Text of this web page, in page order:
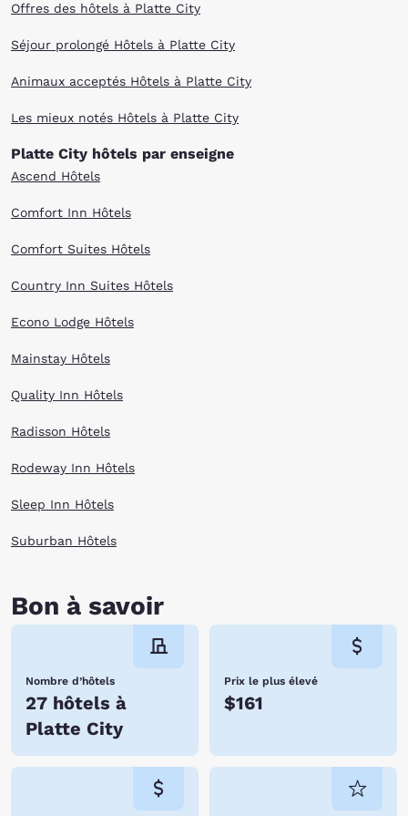
Offres des hôtels à Platte City
Séjour prolongé Hôtels à Platte City
Animaux acceptés Hôtels à Platte City
Les mieux notés Hôtels à Platte City
Platte City hôtels par enseigne
Ascend Hôtels
Comfort Inn Hôtels
Comfort Suites Hôtels
Country Inn Suites Hôtels
Econo Lodge Hôtels
Mainstay Hôtels
Quality Inn Hôtels
Radisson Hôtels
Rodeway Inn Hôtels
Sleep Inn Hôtels
Suburban Hôtels
Bon à savoir
Nombre d’hôtels
27 hôtels à
Platte City
Prix le plus élevé
$161